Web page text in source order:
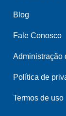
Blog
Fale Conosco
Administração
Política de
Termos de uso